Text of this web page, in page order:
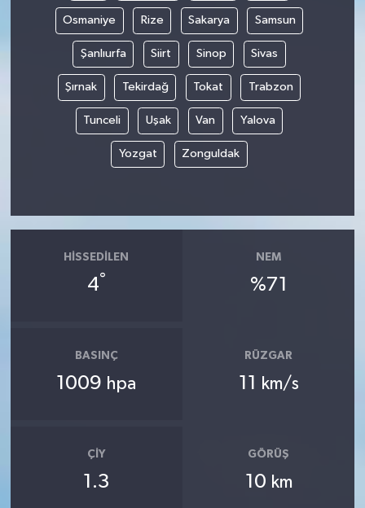
Osmaniye Rize Sakarya Samsun
Şanlıurfa Siirt Sinop Sivas
Şırnak Tekirdağ Tokat Trabzon
Tunceli Uşak Van Yalova
Yozgat Zonguldak
HISSEDILEN
4°
NEM
%71
BASINÇ
1009 hpa
RÜZGAR
11 km/s
ÇIY
1.3
GÖRÜŞ
10 km